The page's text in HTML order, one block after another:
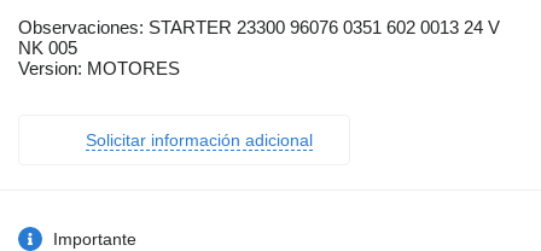
Observaciones: STARTER 23300 96076 0351 602 0013 24 V
NK 005
Version: MOTORES
Solicitar información adicional
Importante